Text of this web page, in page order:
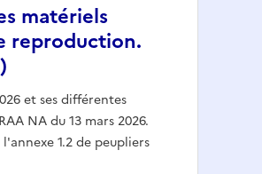
matériels
reproduction.
et ses différentes
NA du 13 mars 2026.
1.2 de peupliers